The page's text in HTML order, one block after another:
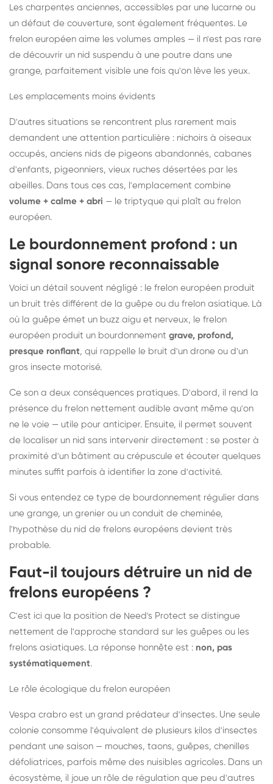
Les charpentes anciennes, accessibles par une lucarne ou
un défaut de couverture, sont également fréquentes. Le
frelon européen aime les volumes amples — il n'est pas rare
de découvrir un nid suspendu à une poutre dans une
grange, parfaitement visible une fois qu'on lève les yeux.
Les emplacements moins évidents
D'autres situations se rencontrent plus rarement mais
demandent une attention particulière : nichoirs à oiseaux
occupés, anciens nids de pigeons abandonnés, cabanes
d'enfants, pigeonniers, vieux ruches désertées par les
abeilles. Dans tous ces cas, l'emplacement combine
volume + calme + abri — le triptyque qui plaît au frelon
européen.
Le bourdonnement profond : un
signal sonore reconnaissable
Voici un détail souvent négligé : le frelon européen produit
un bruit très différent de la guêpe ou du frelon asiatique. Là
où la guêpe émet un buzz aigu et nerveux, le frelon
européen produit un bourdonnement grave, profond,
presque ronflant, qui rappelle le bruit d'un drone ou d'un
gros insecte motorisé.
Ce son a deux conséquences pratiques. D'abord, il rend la
présence du frelon nettement audible avant même qu'on
ne le voie — utile pour anticiper. Ensuite, il permet souvent
de localiser un nid sans intervenir directement : se poster à
proximité d'un bâtiment au crépuscule et écouter quelques
minutes suffit parfois à identifier la zone d'activité.
Si vous entendez ce type de bourdonnement régulier dans
une grange, un grenier ou un conduit de cheminée,
l'hypothèse du nid de frelons européens devient très
probable.
Faut-il toujours détruire un nid de
frelons européens ?
C'est ici que la position de Need's Protect se distingue
nettement de l'approche standard sur les guêpes ou les
frelons asiatiques. La réponse honnête est : non, pas
systématiquement.
Le rôle écologique du frelon européen
Vespa crabro est un grand prédateur d'insectes. Une seule
colonie consomme l'équivalent de plusieurs kilos d'insectes
pendant une saison — mouches, taons, guêpes, chenilles
défoliatrices, parfois même des nuisibles agricoles. Dans un
écosystème, il joue un rôle de régulation que peu d'autres